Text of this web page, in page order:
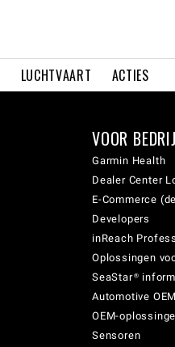
LUCHTVAART ACTIES
VOOR
Garmin Health
Dealer Center
E-Commerce
Developers
inReach
Oplossingen
SeaStar®
Automotive OEM
OEM-
Sensoren